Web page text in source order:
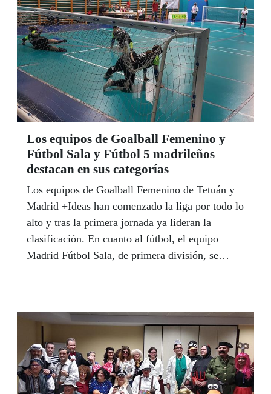
Los equipos de Goalball Femenino y
Fútbol Sala y Fútbol 5 madrileños
destacan en sus categorías
Los equipos de Goalball Femenino de Tetuán y
Madrid +Ideas han comenzado la liga por todo lo
alto y tras la primera jornada ya lideran la
clasificación. En cuanto al fútbol, el equipo
Madrid Fútbol Sala, de primera división, se
competición.